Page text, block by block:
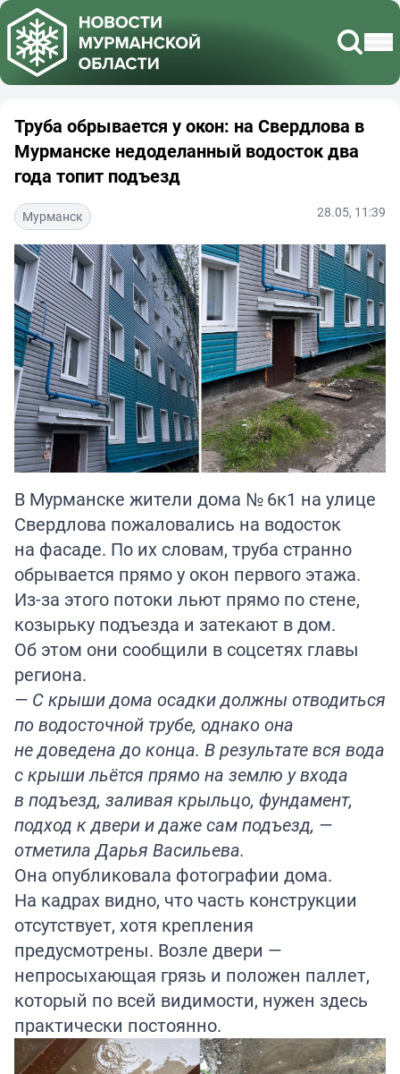
Труба обрывается у окон: на Свердлова в
Мурманске недоделанный водосток два
года топит подъезд
Мурманск 28.05, 11:39
В Мурманске жители дома № 6к1 на улице
Свердлова пожаловались на водосток
на фасаде. По их словам, труба странно
обрывается прямо у окон первого этажа.
Из-за этого потоки льют прямо по стене,
козырьку подъезда и затекают в дом.
Об этом они сообщили в соцсетях главы
региона.
— С крыши дома осадки должны отводиться
по водосточной трубе, однако она
не доведена до конца. В результате вся вода
с крыши льётся прямо на землю у входа
в подъезд, заливая крыльцо, фундамент,
подход к двери и даже сам подъезд, —
отметила Дарья Васильева.
Она опубликовала фотографии дома.
На кадрах видно, что часть конструкции
отсутствует, хотя крепления
предусмотрены. Возле двери —
непросыхающая грязь и положен паллет,
который по всей видимости, нужен здесь
практически постоянно.